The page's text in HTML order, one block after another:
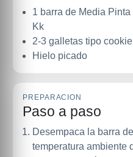
1 barra de Media
Kk
2-3 galletas tipo cookie
Hielo picado
PREPARACION
Paso a paso
Desempaca la barra
temperatura ambiente